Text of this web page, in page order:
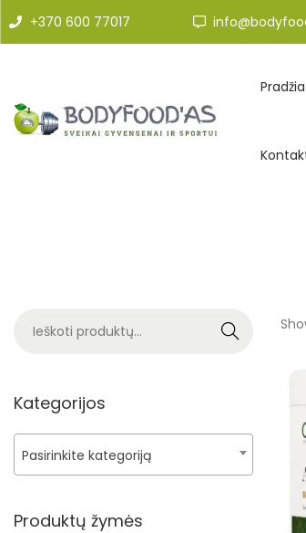
+370 600 77017
Pradžia
Search
Kategorijos
Pasirinkite kategoriją
Produktų žymės